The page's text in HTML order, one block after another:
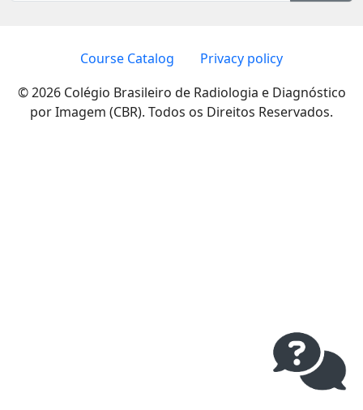
Course Catalog
Privacy policy
© 2026 Colégio Brasileiro de Radiologia e Diagnóstico
por Imagem (CBR). Todos os Direitos Reservados.